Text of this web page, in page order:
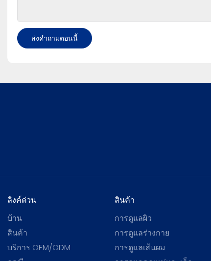
ส่งคำถามตอนนี้
ลิงค์ด่วน
บ้าน
สินค้า
บริการ OEM/ODM
สินค้า
การดูแลผิว
การดูแลร่างกาย
การดูแลเส้นผม